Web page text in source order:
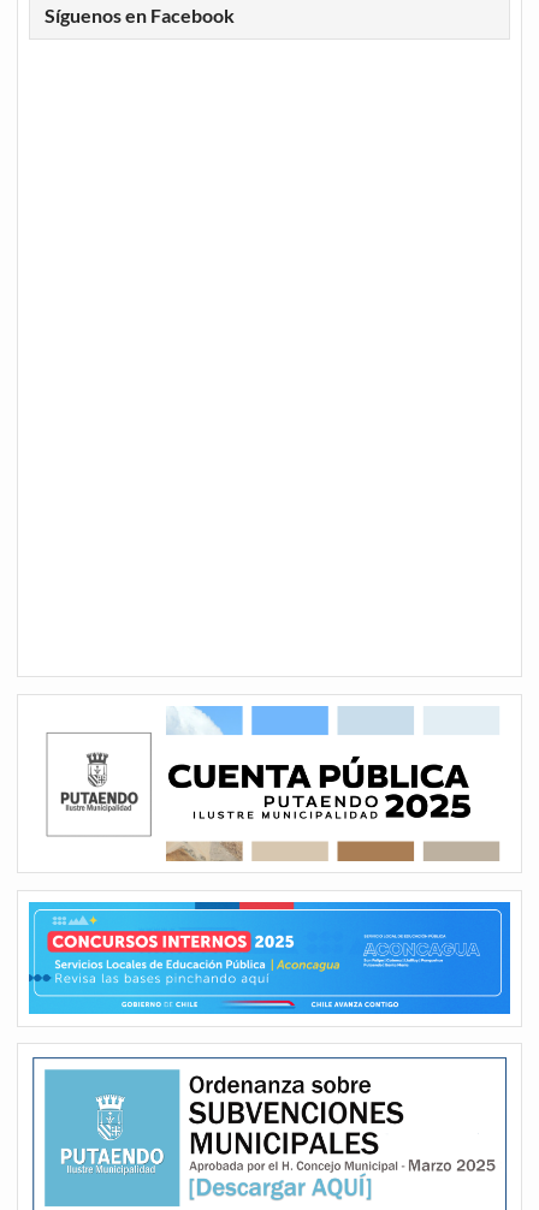
Síguenos en Facebook